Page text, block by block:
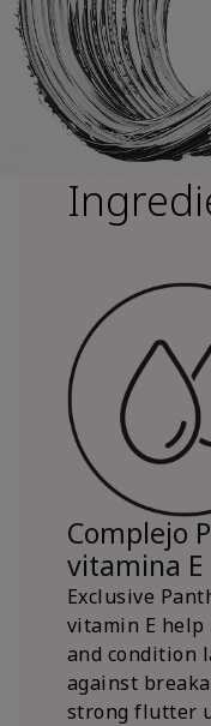
Complejo
vitamina E
Exclusive
vitamin E
and condition
against
strong flutter